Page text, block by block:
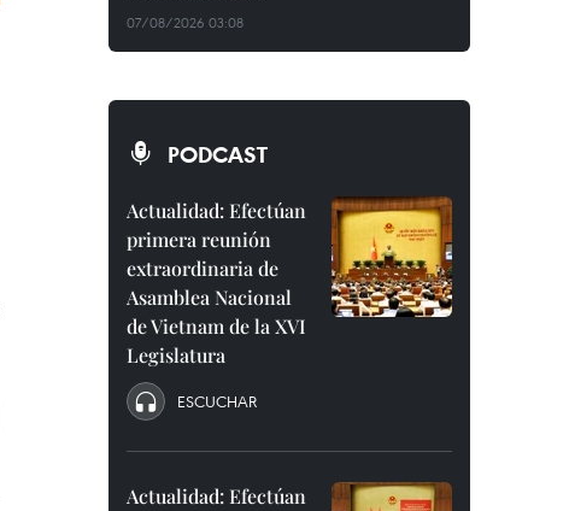
07/08/2026 03:08
PODCAST
Actualidad: Efectúan
primera reunión
extraordinaria de
Asamblea Nacional
de Vietnam de la XVI
Legislatura
ESCUCHAR
Actualidad: Efectúan